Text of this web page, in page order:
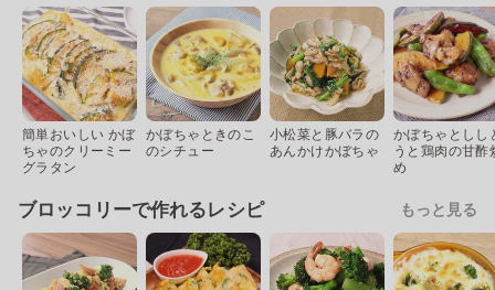
簡単おいしい かぼ
ちゃのクリーミー
グラタン
かぼちゃときのこ
のシチュー
小松菜と豚バラの
あんかけかぼちゃ
かぼちゃとしし
うと鶏肉の甘酢
め
ブロッコリーで作れるレシピ もっと見る